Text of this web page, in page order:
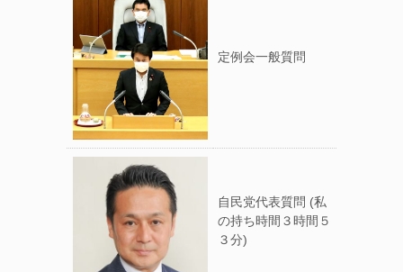
定例会一般質問
自民党代表質問 (私
の持ち時間３時間５
３分)